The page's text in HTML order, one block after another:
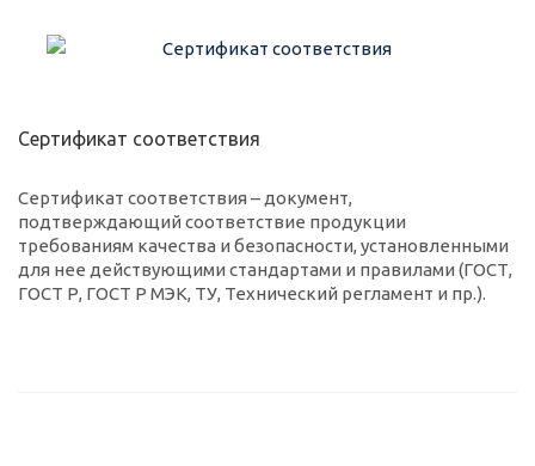
Сертификат соответствия
Сертификат соответствия – документ,
подтверждающий соответствие продукции
требованиям качества и безопасности, установленными
для нее действующими стандартами и правилами (ГОСТ,
ГОСТ Р, ГОСТ Р МЭК, ТУ, Технический регламент и пр.).